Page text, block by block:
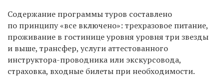
Содержание программы туров составлено
по принципу «все включено»: трехразовое питание,
проживание в гостинице уровня уровня три звезды
и выше, трансфер, услуги аттестованного
инструктора-проводника или экскурсовода,
страховка, входные билеты при необходимости.